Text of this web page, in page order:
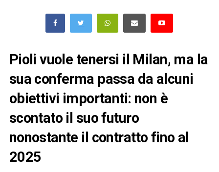
Pioli vuole tenersi il Milan, ma la
sua conferma passa da alcuni
obiettivi importanti: non è
scontato il suo futuro
nonostante il contratto fino al
2025